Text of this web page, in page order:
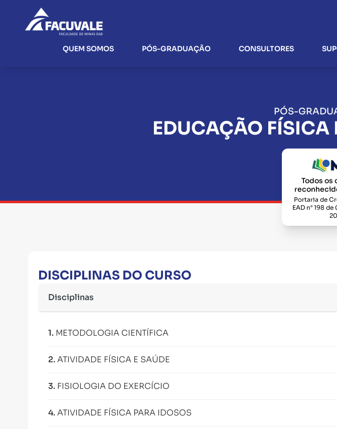
QUEM SOMOS PÓS-GRADUAÇÃO CONSULTORES
PÓS-
EDUCAÇÃO FÍSICA
Todos os
Portaria de
EAD n° 198
DISCIPLINAS DO CURSO
Disciplinas
1. METODOLOGIA CIENTÍFICA
2.ATIVIDADE FÍSICA E SAÚDE
3. FISIOLOGIA DO EXERCÍCIO
4.ATIVIDADE FÍSICA PARA IDOSOS